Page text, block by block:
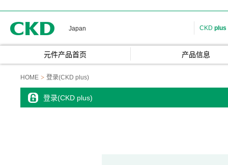
Japan CKD plus
元件产品首页 产品信息
HOME 登录(CKD plus)
登录(CKD plus)